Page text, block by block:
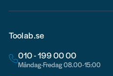
Toolab.se
010 - 199 00 00
Måndag-Fredag 08.00-15:00